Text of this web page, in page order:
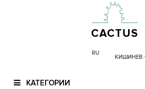
CACTUS
RU
КИШИНЕВ
КАТЕГОРИИ